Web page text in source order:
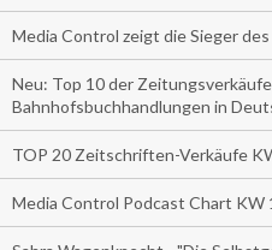
Media Control zeigt die Sieger
Neu: Top 10 der
Bahnhofsbuchhandlungen in
TOP 20 Zeitschriften-Verkäufe
Media Control Podcast Chart KW